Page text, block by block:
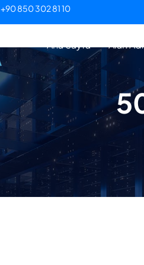
+90 850 302 81 10
Ana Sayfa Alan Adı